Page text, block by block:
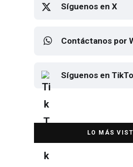
Síguenos en X
Contáctanos por
Síguenos en
DESTACADA
Elton John regresa a
despedirse en el